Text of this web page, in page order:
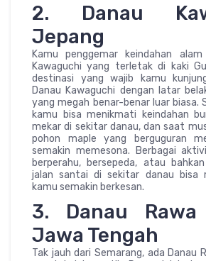
2. Danau
Jepang
Kamu penggemar keindahan
Kawaguchi yang terletak di kaki
destinasi yang wajib kamu
Danau Kawaguchi dengan latar
yang megah benar-benar luar biasa.
kamu bisa menikmati keindahan
mekar di sekitar danau, dan saat
pohon maple yang berguguran
semakin memesona. Berbagai
berperahu, bersepeda, atau
jalan santai di sekitar danau bisa
kamu semakin berkesan.
3. Danau Rawa
Jawa Tengah
Tak jauh dari Semarang, ada Danau